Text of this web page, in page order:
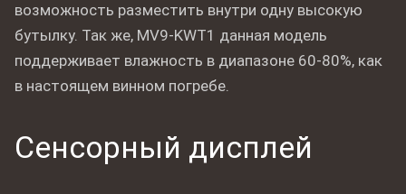
возможность разместить внутри одну высокую
бутылку. Так же, MV9-KWT1 данная модель
поддерживает влажность в диапазоне 60-80%, как
в настоящем винном погребе.
Сенсорный дисплей